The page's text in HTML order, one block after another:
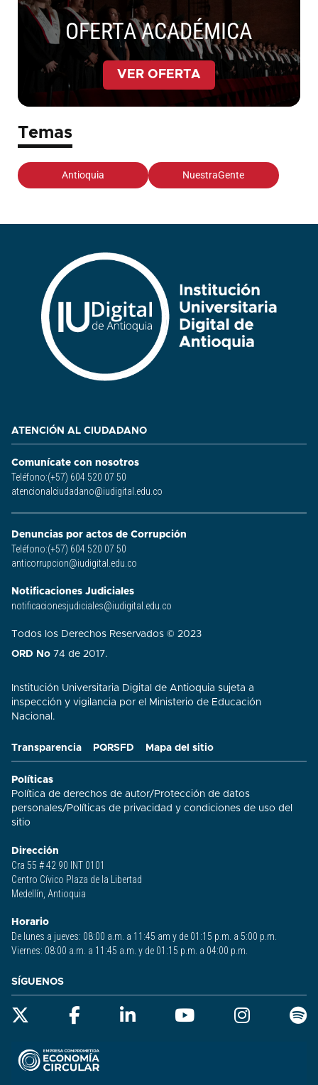
OFERTA ACADÉMICA
VER OFERTA
Temas
Antioquia NuestraGente
Transparencia PQRSFD Mapa del sitio
Políticas
Política de derechos de autor/Protección de datos
personales/Políticas de privacidad y condiciones de uso del
sitio​
Dirección
Cra 55 # 42 90 INT 0101
Centro Cívico Plaza de la Libertad
Medellín, Antioquia
Horario
De lunes a jueves: 08:00 a.m. a 11:45 am y de 01:15 p.m. a 5:00 p.m.
Viernes: 08:00 a.m. a 11:45 a.m. y de 01:15 p.m. a 04:00 p.m.
ATENCIÓN AL CIUDADANO
Comunícate con nosotros
Teléfono:(+57) 604 520 07 50
atencionalciudadano@iudigital.edu.co
Denuncias por actos de Corrupción
Teléfono:(+57) 604 520 07 50
anticorrupcion@iudigital.edu.co
Notificaciones Judiciales
notificacionesjudiciales@iudigital.edu.co
Todos los Derechos Reservados © 2023
ORD No 74 de 2017.
Institución Universitaria Digital de Antioquia sujeta a
inspección y vigilancia por el Ministerio de Educación
Nacional.
SÍGUENOS